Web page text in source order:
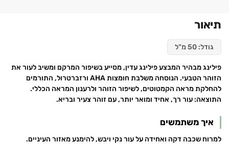
תיאור
גודל: 50 מ"ל
פילינג מבהיר המבצע פילינג עדין, מסייע בשיפור המרקם ומשיב לעור את
הזוהר הטבעי. הנוסחה משלבת חומצות AHA ורזברטרול, התורמים
להחלקת מראה הקמטוטים, לשיפור הזוהר ולרענון המראה הכללי.
התוצאה: עור רך, אחיד ומואר יותר, עם זוהר צעיר ובריא.
איך משתמשים
למרוח שכבה דקה ואחידה על עור נקי ויבש, להימנע מאזור העיניים.